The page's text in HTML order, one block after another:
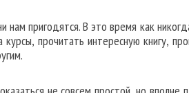
пригодятся. В это время как
прочитать интересную книгу,